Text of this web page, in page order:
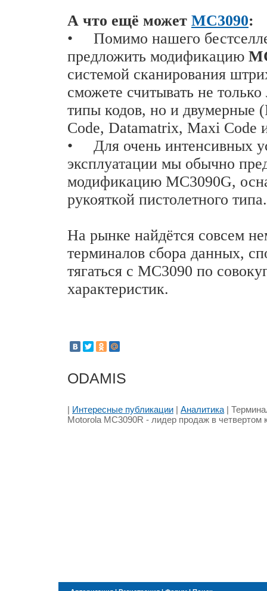
А что ещё может MC3090:
•
Помимо нашего
предложить модификацию
системой сканирования
сможете считывать не
типы кодов, но и двумерные
Code, Datamatrix, Maxi Code
•
Для очень интенсивных
эксплуатации мы обычно
модификацию MC3090G,
рукояткой пистолетного типа.
На рынке найдётся совсем
терминалов сбора данных,
тягаться с MC3090 по
характеристик.
ODAMIS
| Интересные публикации | Аналитика |
Motorola MC3090R - лидер продаж в четвертом